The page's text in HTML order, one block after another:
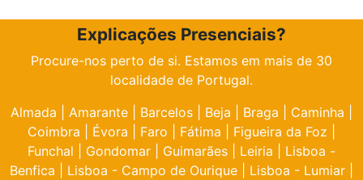
Explicações Presenciais?
Procure-nos perto de si. Estamos em mais de 30
localidade de Portugal.
Almada
Amarante Barcelos Beja Braga Caminha
Coimbra
Évora Faro Fátima Figueira da Foz
Funchal
Gondomar Guimarães Leiria
Lisboa -
Benfica
Lisboa - Campo de Ourique Lisboa - Lumiar